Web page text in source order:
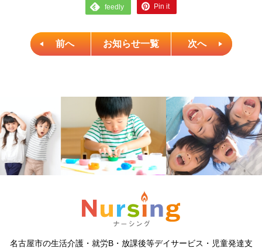
feedly Pin it
前へ お知らせ一覧 次へ
名古屋市の生活介護・就労B・放課後等デイサービス・児童発達支